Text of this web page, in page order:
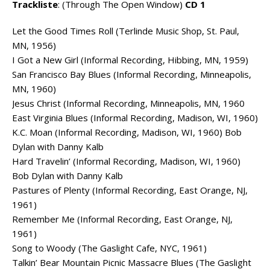
Trackliste: (Through The Open Window) CD 1
Let the Good Times Roll (Terlinde Music Shop, St. Paul,
MN, 1956)
I Got a New Girl (Informal Recording, Hibbing, MN, 1959)
San Francisco Bay Blues (Informal Recording, Minneapolis,
MN, 1960)
Jesus Christ (Informal Recording, Minneapolis, MN, 1960
East Virginia Blues (Informal Recording, Madison, WI, 1960)
K.C. Moan (Informal Recording, Madison, WI, 1960) Bob
Dylan with Danny Kalb
Hard Travelin’ (Informal Recording, Madison, WI, 1960)
Bob Dylan with Danny Kalb
Pastures of Plenty (Informal Recording, East Orange, NJ,
1961)
Remember Me (Informal Recording, East Orange, NJ,
1961)
Song to Woody (The Gaslight Cafe, NYC, 1961)
Talkin’ Bear Mountain Picnic Massacre Blues (The Gaslight